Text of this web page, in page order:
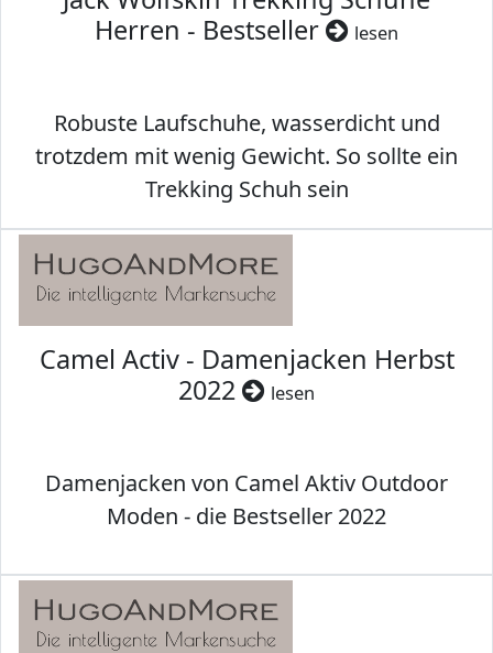
Herren - Bestseller
lesen
Robuste Laufschuhe, wasserdicht und
trotzdem mit wenig Gewicht. So sollte ein
Trekking Schuh sein
Camel Activ - Damenjacken Herbst
2022
lesen
Damenjacken von Camel Aktiv Outdoor
Moden - die Bestseller 2022